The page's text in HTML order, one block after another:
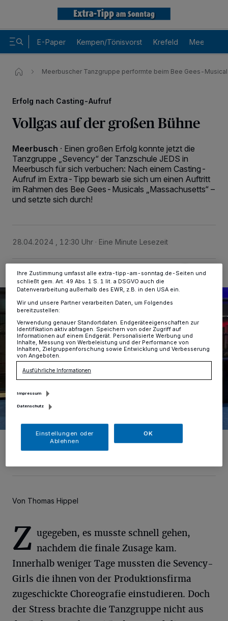
E-Paper Kempen/Tönisvorst Krefeld Meerbusch
Meerbuscher Tanzgruppe performte beim Bee Gees-Musical
Erfolg nach Casting-Aufruf
Vollgas auf der großen Bühne
Meerbusch · Einen großen Erfolg konnte jetzt die
Tanzgruppe „Sevency“ der Tanzschule JEDS in
Meerbusch für sich verbuchen: Nach einem Casting-
Aufruf im Extra-Tipp bewarb sie sich um einen Auftritt
im Rahmen des Bee Gees-Musicals „Massachusetts“ –
und setzte sich durch!
28.04.2024 , 12:30 Uhr Eine Minute Lesezeit
Durften Teil der Musical-Produktion „Massachusetts“ sein: die
Von Thomas Hippel
Z ugegeben, es musste schnell gehen,
nachdem die finale Zusage kam.
Innerhalb weniger Tage mussten die Sevency-
Girls die ihnen von der Produktionsfirma
zugeschickte Choreografie einstudieren. Doch
der Stress brachte die Tanzgruppe nicht aus
Wir und unsere218-Partner speichern und greifen auf
personenbezogene Daten wie Browserdaten oder eindeutige
Kennungen auf Ihrem Gerät zu. Durch Auswahl von OK aktivieren Sie
Tracking-Technologien für die unter „Wir und unsere Partner
verarbeiten Daten, um Ihnen Dienste bereitzustellen“ aufgeführten
Einstellungen oder Ablehnen am unteren Rand der Webseite klicken.
Ihre Zustimmung umfasst alle extra-tipp-am-sonntag.de-Seiten und
schließt gem. Art. 49 Abs. 1 S. 1 lit. a DSGVO auch die
Datenverarbeitung außerhalb des EWR, z.B. in den USA ein.
Wir und unsere Partner verarbeiten Daten, um Folgendes
bereitzustellen:
Verwendung genauer Standortdaten. Endgeräteeigenschaften zur
Identifikation aktiv abfragen. Speichern von oder Zugriff auf
Informationen auf einem Endgerät. Personalisierte Werbung und
Inhalte, Messung von Werbeleistung und der Performance von
Inhalten, Zielgruppenforschung sowie Entwicklung und Verbesserung
von Angeboten.
Ausführliche Informationen
Impressum
Datenschutz
Einstellungen oder
Ablehnen
OK